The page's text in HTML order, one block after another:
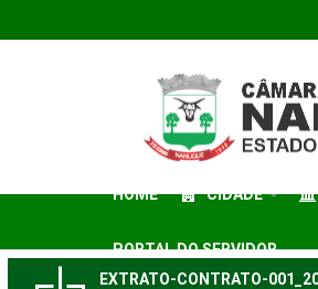
HOME CIDADE
PORTAL DO SERVIDOR
EXTRATO-CONTRATO-